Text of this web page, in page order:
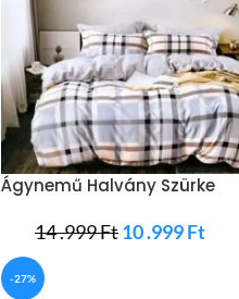
Ágynemű Halvány Szürke
14 .999Ft10 .999Ft
-27%